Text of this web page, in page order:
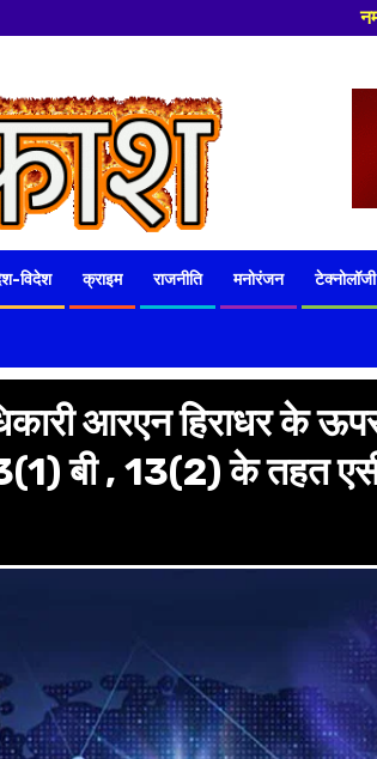
हमारे न्यूज पोर्टल - मे आपका
विदेश क्राइम राजनीति मनोरंजन टेक्नोलॉजी
आरएन हिराधर के
बी , 13(2) के तहत